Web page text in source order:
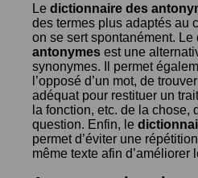
Le dictionnaire des
des termes plus adaptés au
on se sert spontanément. Le
antonymes est une
synonymes. Il permet
l’opposé d’un mot, de
adéquat pour restituer un
la fonction, etc. de la chose,
question. Enfin, le
permet d’éviter une
même texte afin d’améliorer